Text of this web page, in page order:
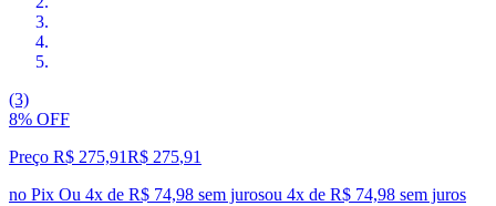
(3)
8% OFF
Preço R$ 275,91R$ 275,91
no Pix Ou 4x de R$ 74,98 sem jurosou 4x de R$ 74,98 sem juros